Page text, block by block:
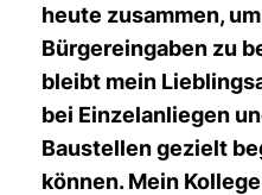
heute zusammen,
Bürgereingaben zu
bleibt mein
bei Einzelanliegen
Baustellen gezielt
können. Mein